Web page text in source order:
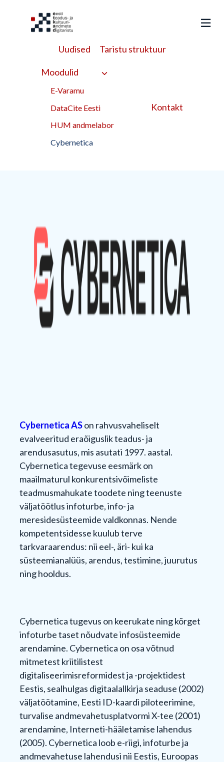
Uudised Taristu struktuur
Moodulid
E-Varamu
DataCite Eesti
HUM andmelabor
Cybernetica
Kontakt
Cybernetica
Cybernetica ASon rahvusvaheliselt
evalveeritud eraõiguslik teadus- ja
arendusasutus, mis asutati 1997. aastal.
Cybernetica tegevuse eesmärk on
maailmaturul konkurentsivõimeliste
teadmusmahukate toodete ning teenuste
väljatöötlus infoturbe, info- ja
meresidesüsteemide valdkonnas. Nende
kompetentsidesse kuulub terve
tarkvaraarendus: nii eel-, äri- kui ka
süsteemianalüüs, arendus, testimine, juurutus
ning hooldus.
Cybernetica tugevus on keerukate ning kõrget
infoturbe taset nõudvate infosüsteemide
arendamine. Cybernetica on osa võtnud
mitmetest kriitilistest
digitaliseerimisreformidest ja -projektidest
Eestis, sealhulgas digitaalallkirja seaduse (2002)
väljatöötamine, Eesti ID-kaardi piloteerimine,
turvalise andmevahetusplatvormi X-tee (2001)
arendamine, Interneti-hääletamise lahendus
(2005). Cybernetica loob e-riigi, infoturbe ja
andmevahetuse lahendusi nii Eestis, Euroopas